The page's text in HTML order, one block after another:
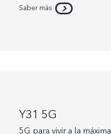
Saber más
Y31 5G
5G para vivir a la máxima